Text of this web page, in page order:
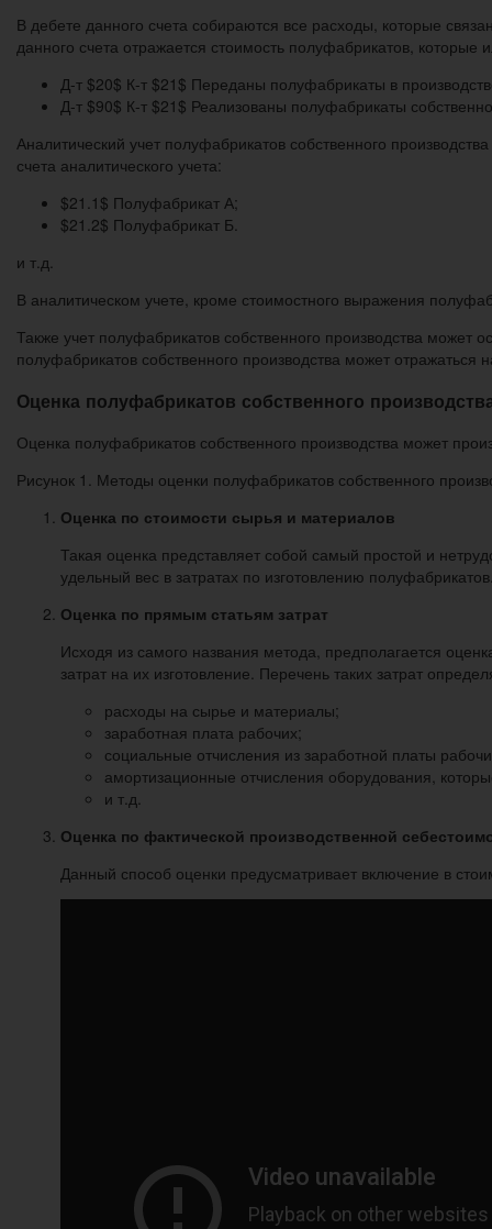
В дебете данного счета собираются все расходы, которые
данного счета отражается стоимость полуфабрикатов,
Д-т $20$ К-т $21$ Переданы полуфабрикаты в
Д-т $90$ К-т $21$ Реализованы полуфабрикаты
Аналитический учет полуфабрикатов собственного
счета аналитического учета:
$21.1$ Полуфабрикат А;
$21.2$ Полуфабрикат Б.
и т.д.
В аналитическом учете, кроме стоимостного выражения
Также учет полуфабрикатов собственного производства может
полуфабрикатов собственного производства может отражаться
Оценка полуфабрикатов собственного
Оценка полуфабрикатов собственного производства может
Рисунок 1. Методы оценки полуфабрикатов собственного
Оценка по стоимости сырья и материалов
Такая оценка представляет собой самый простой и
удельный вес в затратах по изготовлению
Оценка по прямым статьям затрат
Исходя из самого названия метода, предполагается
затрат на их изготовление. Перечень таких затрат
расходы на сырье и материалы;
заработная плата рабочих;
социальные отчисления из заработной платы
амортизационные отчисления оборудования,
и т.д.
Оценка по фактической производственной
Данный способ оценки предусматривает включение в